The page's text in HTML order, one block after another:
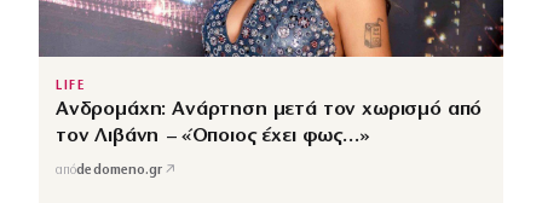
LIFE
Ανδρομάχη: Ανάρτηση μετά τον χωρισμό από
τον Λιβάνη – «Όποιος έχει φως…»
απόdedomeno.gr ↗